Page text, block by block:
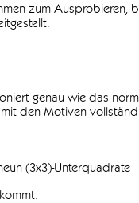
zum Ausprobieren,
genau wie das
den Motiven
(3x3)-Unterquadrate